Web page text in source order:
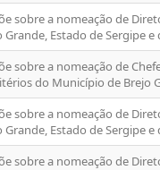
sobre a nomeação de
Grande, Estado de Sergipe
sobre a nomeação de
do Município de Brejo
sobre a nomeação de
Grande, Estado de Sergipe
sobre a nomeação de